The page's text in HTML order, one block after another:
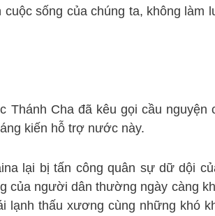
sống của chúng ta, không làm
Thánh Cha đã kêu gọi cầu
kiến hỗ trợ nước này.
lại bị tấn công quân sự dữ dội
của người dân thường ngày càng
lạnh thấu xương cùng những khó